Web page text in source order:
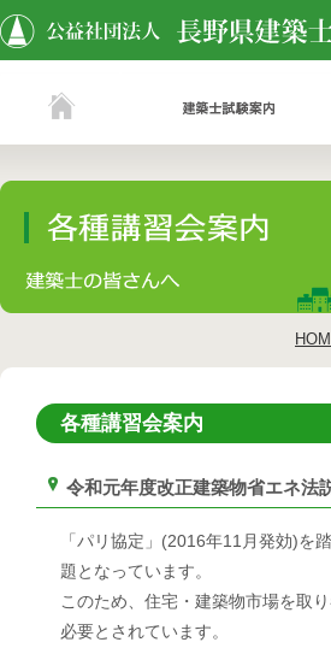
各種講習会案内
令和元年度改正建築物省エネ法
「パリ協定」(2016年11月発効)を
題となっています。
このため、住宅・建築物市場を取
必要とされています。